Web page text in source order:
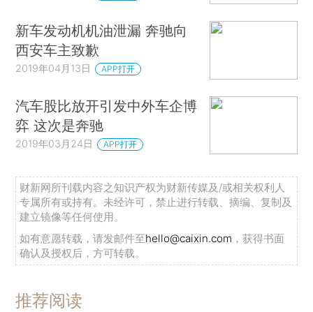
新车发动机机油泄漏 奔驰向
西安车主致歉
2019年04月13日 APP打开
汽车股比放开引发中外车企博
弈 这次是奔驰
2019年03月24日 APP打开
财新网所刊载内容之知识产权为财新传媒及/或相关权利人
专属所有或持有。未经许可，禁止进行转载、摘编、复制及
建立镜像等任何使用。
如有意愿转载，请发邮件至hello@caixin.com ，获得书面
确认及授权后，方可转载。
推荐阅读